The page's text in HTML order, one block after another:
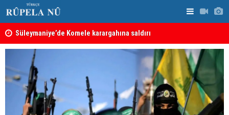
Süleymaniye’de Komele karargahına saldırı
sonuçlar